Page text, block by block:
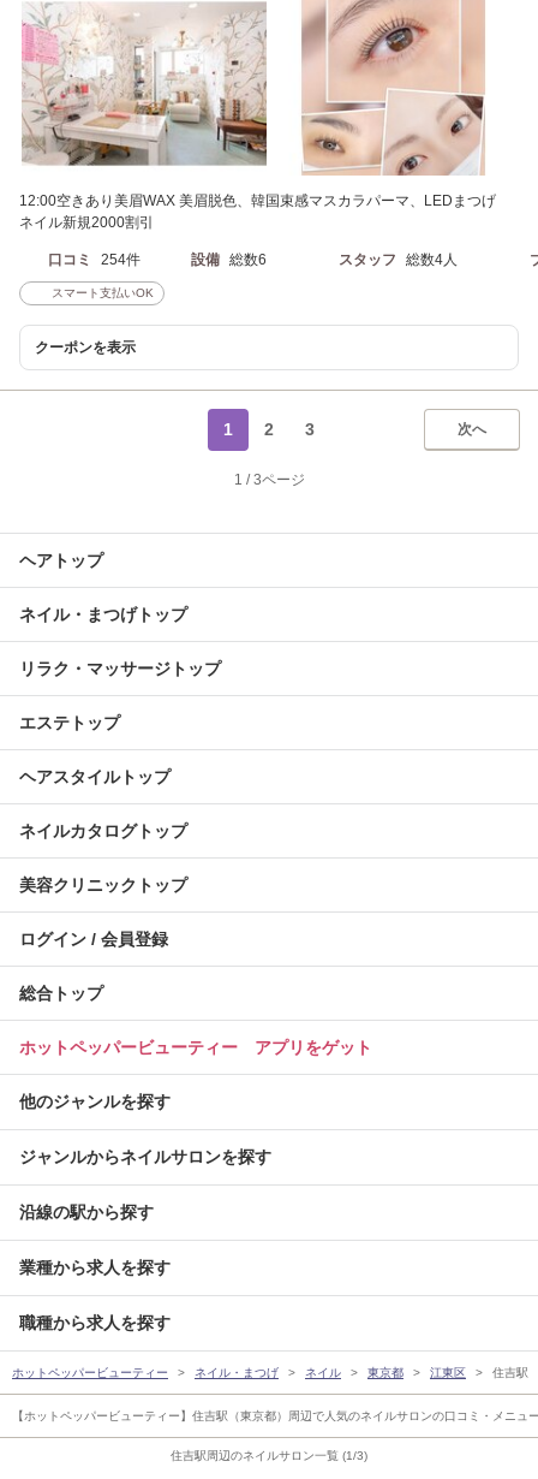
住吉駅周辺のネイルサロン一覧 (1/3)
12:00空きあり美眉WAX 美眉脱色、韓国束感マスカラパーマ、LEDまつげ
ネイル新規2000割引
口コミ 254件 設備 総数6 スタッフ 総数4人
スマート支払いOK
クーポンを表示
次へ
1 2 3
1 / 3ページ
ヘアトップ
ネイル・まつげトップ
リラク・マッサージトップ
エステトップ
ヘアスタイルトップ
ネイルカタログトップ
美容クリニックトップ
ログイン / 会員登録
総合トップ
ホットペッパービューティー アプリをゲット
他のジャンルを探す
ジャンルからネイルサロンを探す
沿線の駅から探す
業種から求人を探す
職種から求人を探す
ホットペッパービューティー ネイル・まつげ ネイル 東京都 江東区 住吉駅
【ホットペッパービューティー】住吉駅（東京都）周辺で人気のネイルサロンの口コミ・メニ